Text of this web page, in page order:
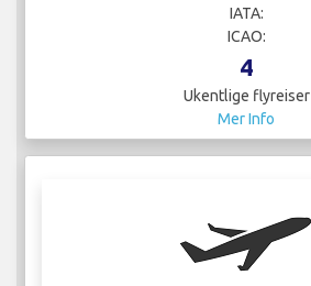
IATA:
ICAO:
4
Ukentlige flyreiser
Mer Info